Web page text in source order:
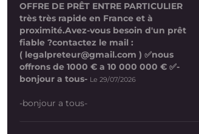
OFFRE DE PRÊT ENTRE PARTICULIER
très très rapide en France et à
proximité.Avez-vous besoin d'un prêt
fiable ?contactez le mail :
( legalpreteur@gmail.com ) ✅nous
offrons de 1000 € a 10 000 000 € ✅-
bonjour a tous- Le 29/07/2026
-bonjour a tous-